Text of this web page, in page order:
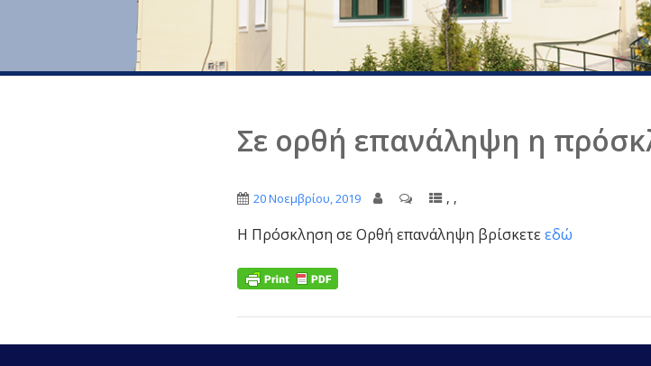
Σε ορθή επανάληψη η
20 Νοεμβρίου, 2019 , ,
Η Πρόσκληση σε Ορθή επανάληψη βρίσκετεεδώ